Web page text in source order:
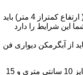
۲-طبقه واحد:مورد بعدی که در انتخاب آبگرمکن دیواری تاثیر گذار است طبقه وقوع ساختمان است،اگر واحد شما در طبقه آخرساختمان واقع شده است به علت ارتفاع کم دودکش شما ( ارتفاع کمتراز 4 متر) باید
این شرایط را دارد
از آبگرمکن دیواری فن
۴-سایز دودکش واحد:اگر واحد شما دارای دودکش تو کار تا پشت بام می باشد سایز این دودکش تعیین کننده نوع آبگرمکن دیواری انتخابی شما می باشد.در کل دودکش های توکار در دو سایز 10 سانتی متری و 15